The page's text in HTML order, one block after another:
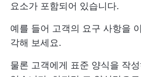
요소가 포함되어 있습니다.
예를 들어 고객의 요구 사항을
각해 보세요.
물론 고객에게 표준 양식을 작